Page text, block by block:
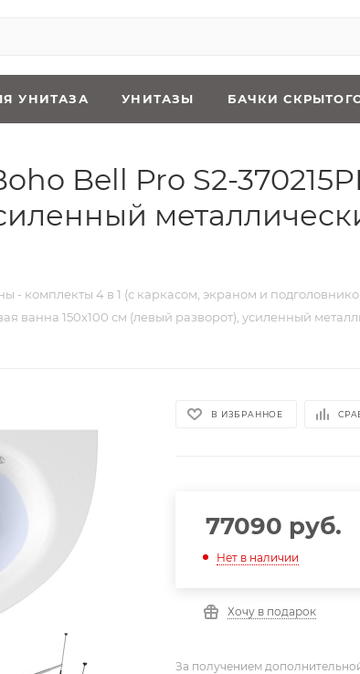
УНИТАЗА УНИТАЗЫ БАЧКИ
Bell Pro S2-
- комплекты 4 в 1 (с каркасом, экраном и
ванна 150x100 см (левый разворот), усиленный
В ИЗБРАННОЕ
77090 руб.
Нет в наличии
Хочу в подарок
За получением